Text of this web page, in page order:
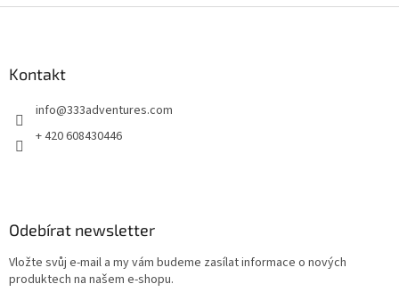
Kontakt
info@333adventures.com
+ 420 608430446
Odebírat newsletter
Vložte svůj e-mail a my vám budeme zasílat informace o nových
produktech na našem e-shopu.